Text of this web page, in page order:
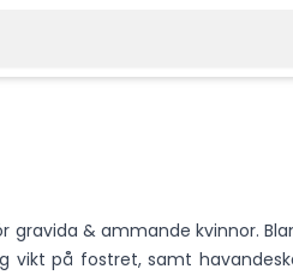
& ammande kvinnor.
vikt på fostret, samt